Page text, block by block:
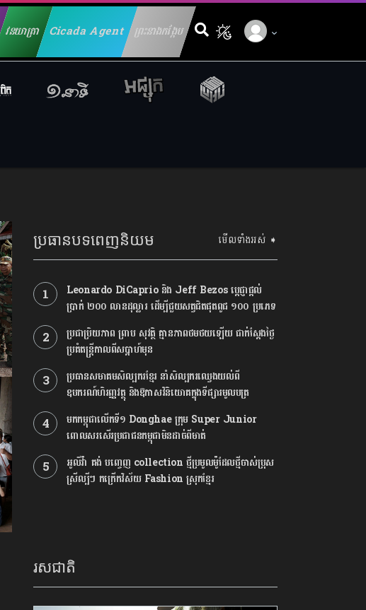
វនយាត្រាCicada Agentព្រះនាងកង្កែប Search for:
ប្រធានបទពេញនិយម មើលទាំងអស់ ➧
Leonardo DiCaprio និង Jeff Bezos ប្តេជ្ញាផ្តល់
ប្រាក់ ២០០ លានដុល្លារ ដើម្បីជួយសត្វជិតផុតពូជ ១០០ ប្រភេទ
ប្រជាប្រិយភាព ព្រាប សុវត្ថិ គ្មានភាពថមថយឡើយ ជាក់ស្ដែងថ្ងៃ
ប្រគំតន្រ្តីកាលពីសប្ដាហ៍មុន
ប្រធានសមាគមសិល្បករខ្មែរ នាំសិល្បករឈ្វេងយល់ពី
ឧបករណ៍ហិរញ្ញវត្ថុ និងឱកាសវិនិយោគក្នុងទីផ្សារមូលបត្រ
មកកម្ពុជាលើកទី១ Donghae ក្រុម Super Junior
ពោលសរសើរប្រជាជនកម្ពុជាមិនដាច់ពីមាត់
អូលីវ៉ា គង់ បញ្ចេញ ​collection ថ្មី​ប្រមូល​ម៉ូដែល​ថ្មីចាស់ប្រុស
ស្រីល្បីៗ កក្រើកវិស័យ Fashion ស្រុកខ្មែរ
រសជាតិ